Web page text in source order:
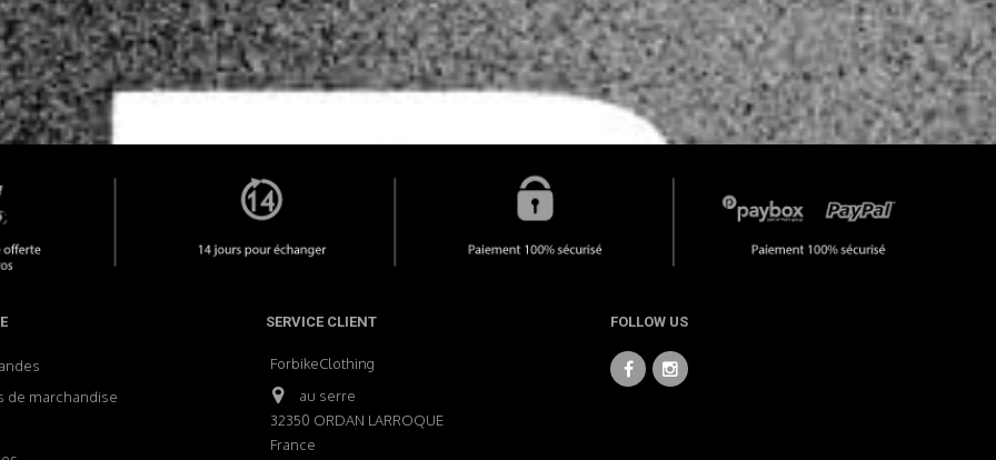
de marchandise
SERVICE CLIENT
ForbikeClothing
au serre
32350 ORDAN LARROQUE
France
FOLLOW US